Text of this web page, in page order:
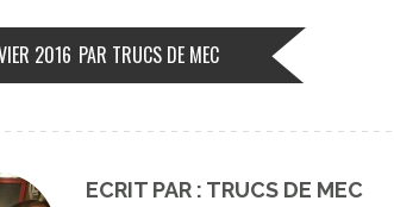
2016 PAR TRUCS DE MEC
ECRIT PAR : TRUCS DE MEC